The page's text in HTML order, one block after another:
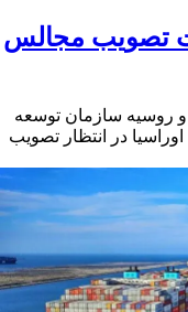
تصویب مجالس
و روسیه سازمان توسعه
در انتظار تصویب